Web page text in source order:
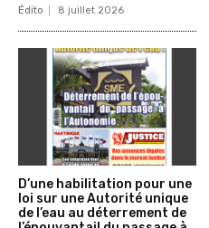
Édito 8 juillet 2026
D’une habilitation pour une
loi sur une Autorité unique
de l’eau au déterrement de